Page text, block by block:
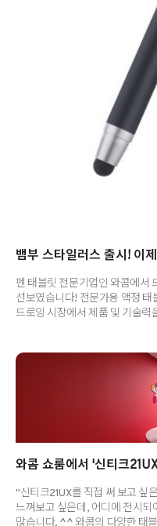
펜 태블릿 전문기업인 와콤에서
선보였습니다! 전문가용 액정
드로잉 시장에서 제품 및 기술
아이패드 사용자들이 손쉽게 구
아이패드에서 필기, 스케칭, 드
있어 직관적이고, 자연스러운
강의를 들을 때 보다 정확하고
순간적으로 떠오르는 아이디어
"신티크21UX를 직접 써 보고 싶
느껴보고 싶은데, 어디에 전시되
많습니다. ^^ 와콤의 다양한 태